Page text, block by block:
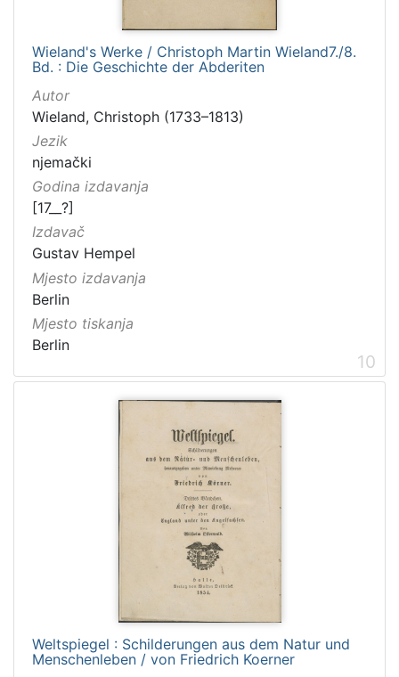
Wieland's Werke / Christoph Martin Wieland7./8.
Bd. : Die Geschichte der Abderiten
Autor
Wieland, Christoph (1733–1813)
Jezik
njemački
Godina izdavanja
[17__?]
Izdavač
Gustav Hempel
Mjesto izdavanja
Berlin
Mjesto tiskanja
Berlin
10
Weltspiegel : Schilderungen aus dem Natur und
Menschenleben / von Friedrich Koerner